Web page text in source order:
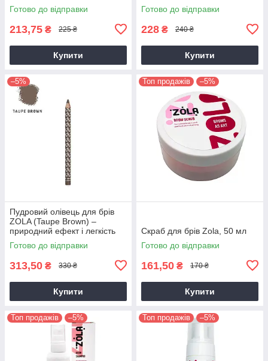
Готово до відправки
213,75 ₴ 225 ₴
Купити
Готово до відправки
228 ₴ 240 ₴
Купити
–5%
Пудровий олівець для брів
ZOLA (Taupe Brown) –
природний ефект і легкість
нанесення
Готово до відправки
313,50 ₴ 330 ₴
Купити
Топ продажів –5%
Скраб для брів Zola, 50 мл
Готово до відправки
161,50 ₴ 170 ₴
Купити
Топ продажів –5% Топ продажів –5%